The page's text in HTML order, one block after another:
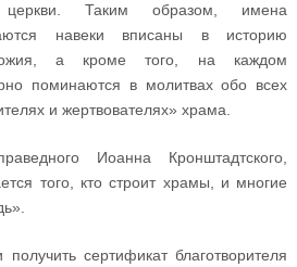
церкви. Таким образом, имена
навеки вписаны в историю
а кроме того, на каждом
поминаются в молитвах обо всех
и жертвователях» храма.
Иоанна Кронштадтского,
того, кто строит храмы, и многие
сертификат благотворителя